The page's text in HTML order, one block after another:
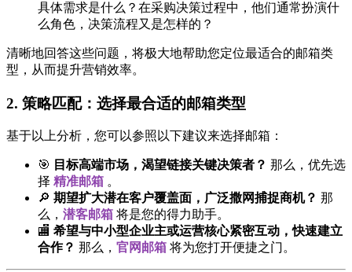
具体需求是什么？在采购决策过程中，他们通常扮演什
么角色，决策流程又是怎样的？
清晰地回答这些问题，将极大地帮助您定位最适合的邮箱类
型，从而提升营销效率。
2. 策略匹配：选择最合适的邮箱类型
基于以上分析，您可以参照以下建议来选择邮箱：
🎯 目标高端市场，渴望链接关键决策者？ 那么，优先选
择 精准邮箱 。
🔎 期望扩大潜在客户覆盖面，广泛撒网捕捉商机？ 那
么， 潜客邮箱 将是您的得力助手。
🏬 希望与中小型企业主或运营核心紧密互动，快速建立
合作？ 那么， 官网邮箱 将为您打开便捷之门。